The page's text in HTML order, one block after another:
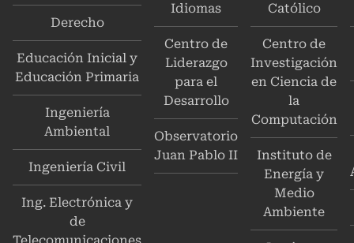
Derecho
Educación Inicial y
Educación Primaria
Ingeniería
Ambiental
Ingeniería Civil
Ing. Electrónica y
de
Idiomas
Centro de
Liderazgo
para el
Desarrollo
Observatorio
Juan Pablo II
Católico
Centro de
Investigación
en Ciencia de
la
Computación
Instituto de
Energía y
Medio
Ambiente